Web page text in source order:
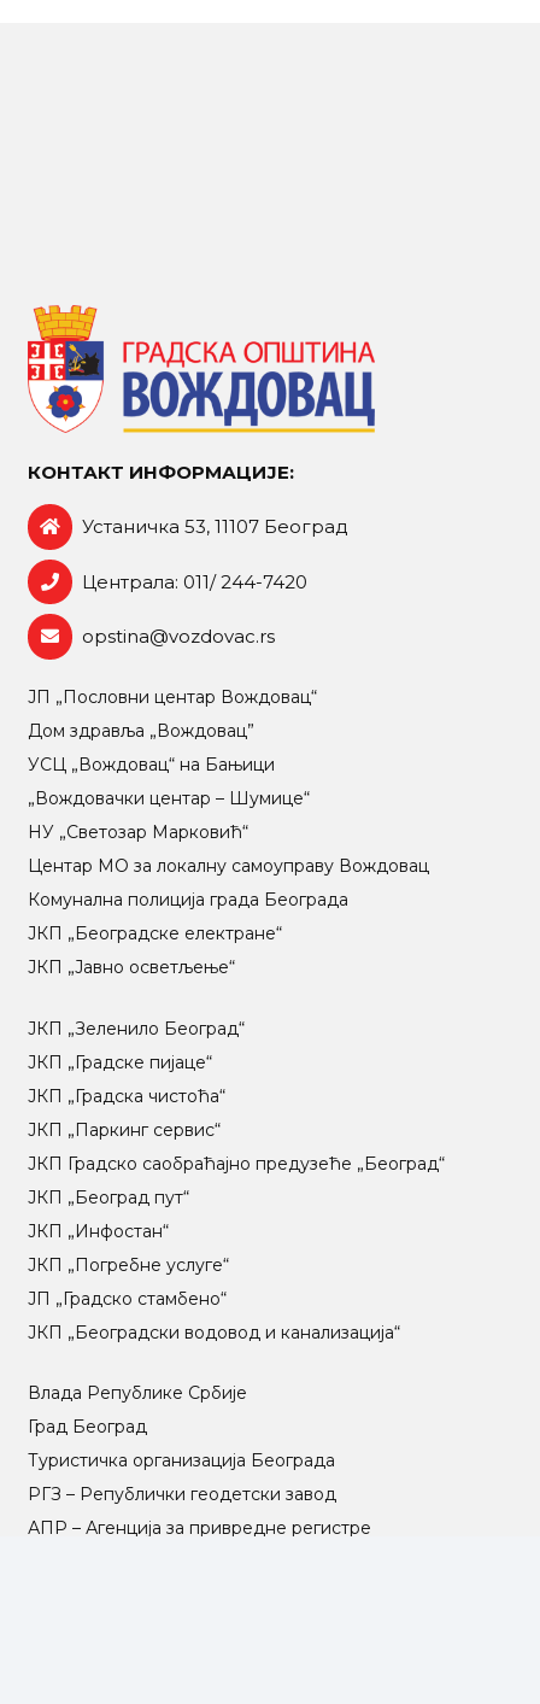
КОНТАКТ ИНФОРМАЦИЈЕ:
Устаничка 53, 11107 Београд
Централа: 011/ 244-7420
opstina@vozdovac.rs
ЈП „Пословни центар Вождовац“
Дом здравља „Вождовац”
УСЦ „Вождовац“ на Бањици
„Вождовачки центар – Шумице“
НУ „Светозар Марковић“
Центар МO за локалну самоуправу Вождовац
Комунална полиција града Београда
ЈКП „Београдске електране“
ЈКП „Јавно осветљење“
ЈКП „Зеленило Београд“
ЈКП „Градске пијаце“
ЈКП „Градска чистоћа“
ЈКП „Паркинг сервис“
ЈКП Градско саобраћајно предузеће „Београд“
ЈКП „Београд пут“
ЈКП „Инфостан“
ЈКП „Погребне услуге“
ЈП „Градско стамбено“
ЈКП „Београдски водовод и канализација“
Влада Републике Србије
Град Београд
Туристичка организација Београда
РГЗ – Републички геодетски завод
АПР – Агенција за привредне регистре